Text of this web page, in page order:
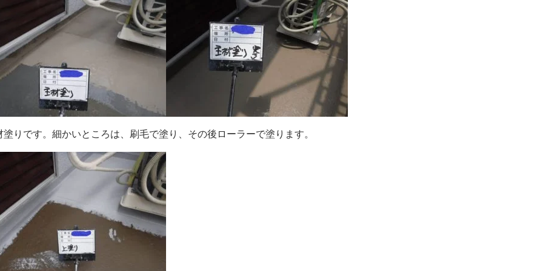
塗りです。細かいところは、刷毛で塗り、その後ローラーで塗ります。